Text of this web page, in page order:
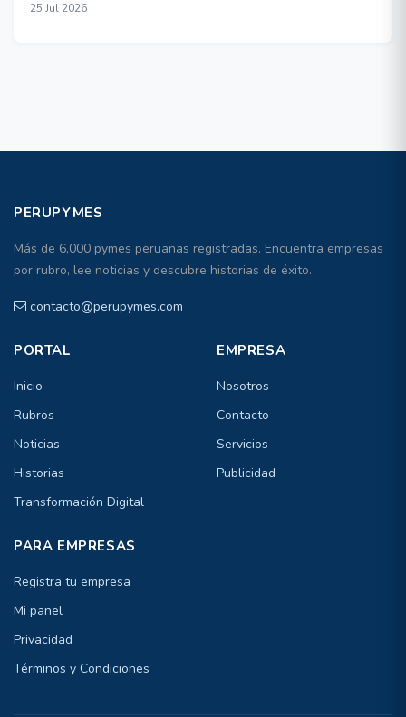
25 Jul 2026
PERUPYMES
Más de 6,000 pymes peruanas registradas. Encuentra empresas
por rubro, lee noticias y descubre historias de éxito.
contacto@perupymes.com
PORTAL
Inicio
Rubros
Noticias
Historias
Transformación Digital
EMPRESA
Nosotros
Contacto
Servicios
Publicidad
PARA EMPRESAS
Registra tu empresa
Mi panel
Privacidad
Términos y Condiciones